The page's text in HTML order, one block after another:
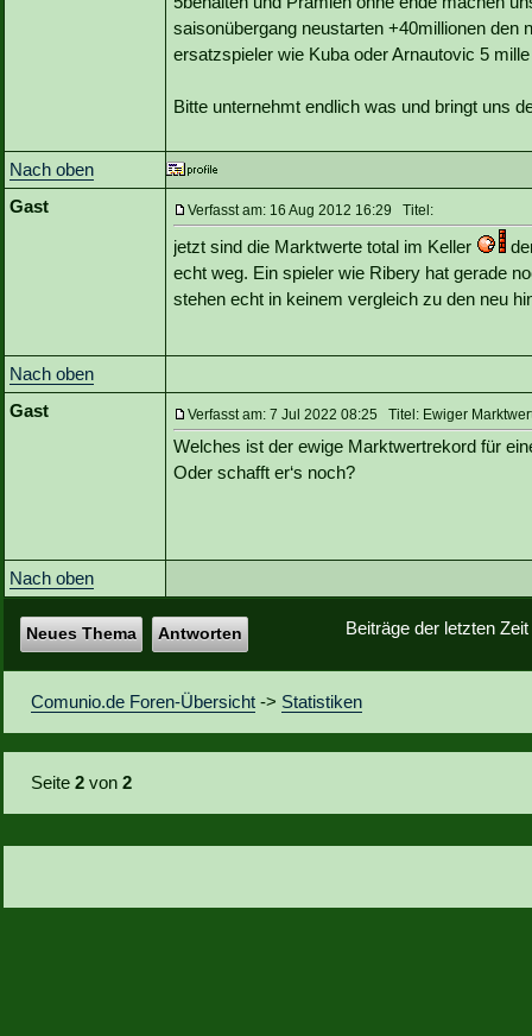
saisonübergang neustarten +40millionen
ersatzspieler wie Kuba oder Arnautovic 5
Bitte unternehmt endlich was und bringt uns
Nach oben
Gast
Verfasst am: 16 Aug 2012 16:29 Titel:
jetzt sind die Marktwerte total im Keller
echt weg. Ein spieler wie Ribery hat gerade
stehen echt in keinem vergleich zu den neu
Nach oben
Gast
Verfasst am: 7 Jul 2022 08:25 Titel: Ewiger
Welches ist der ewige Marktwertrekord für
Oder schafft er‘s noch?
Nach oben
Beiträge der letzten
Neues Thema Antworten
Comunio.de Foren-Übersicht -> Statistiken
Seite2 von2